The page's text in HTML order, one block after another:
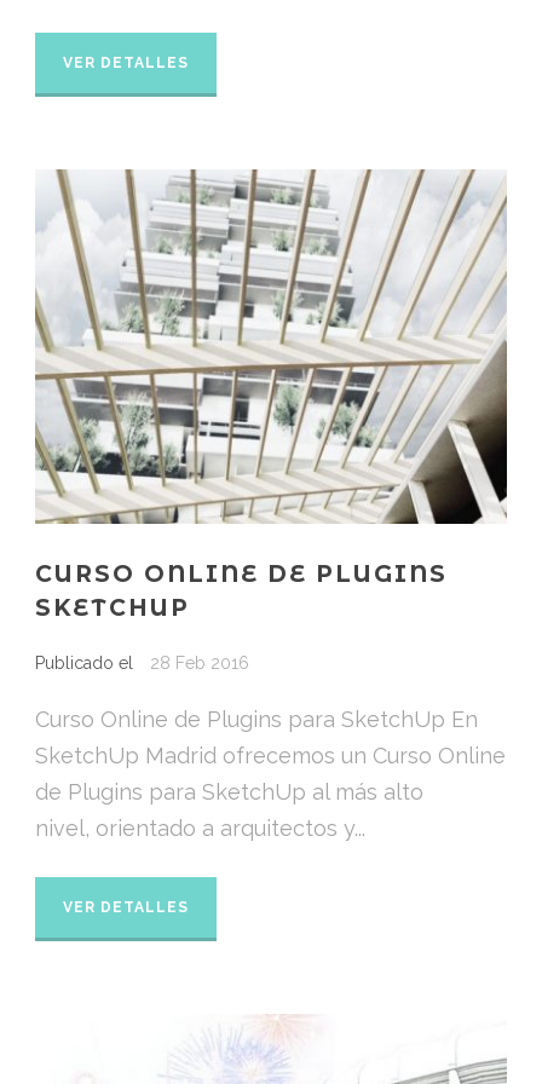
VER DETALLES
CURSO ONLINE DE PLUGINS
SKETCHUP
Publicado el 28 Feb 2016
Curso Online de Plugins para SketchUp En
SketchUp Madrid ofrecemos un Curso Online
de Plugins para SketchUp al más alto
nivel, orientado a arquitectos y...
VER DETALLES